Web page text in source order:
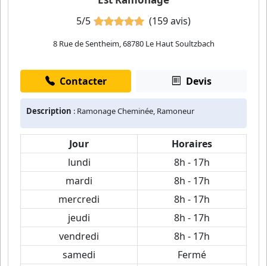
5/5 (159 avis)
8 Rue de Sentheim, 68780 Le Haut Soultzbach
Contacter Devis
Description : Ramonage Cheminée, Ramoneur
Jour
Horaires
lundi
8h - 17h
mardi
8h - 17h
mercredi
8h - 17h
jeudi
8h - 17h
vendredi
8h - 17h
samedi
Fermé